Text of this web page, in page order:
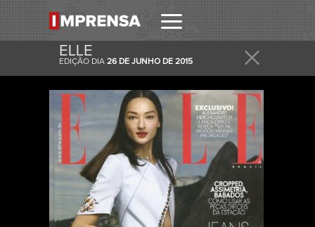
ELLE
EDIÇÃO DIA 26 DE JUNHO DE 2015
RECEBER
RECEBA ESTA E OUTRAS CAPAS NO SEU EMAIL
DIARIAMENTE.